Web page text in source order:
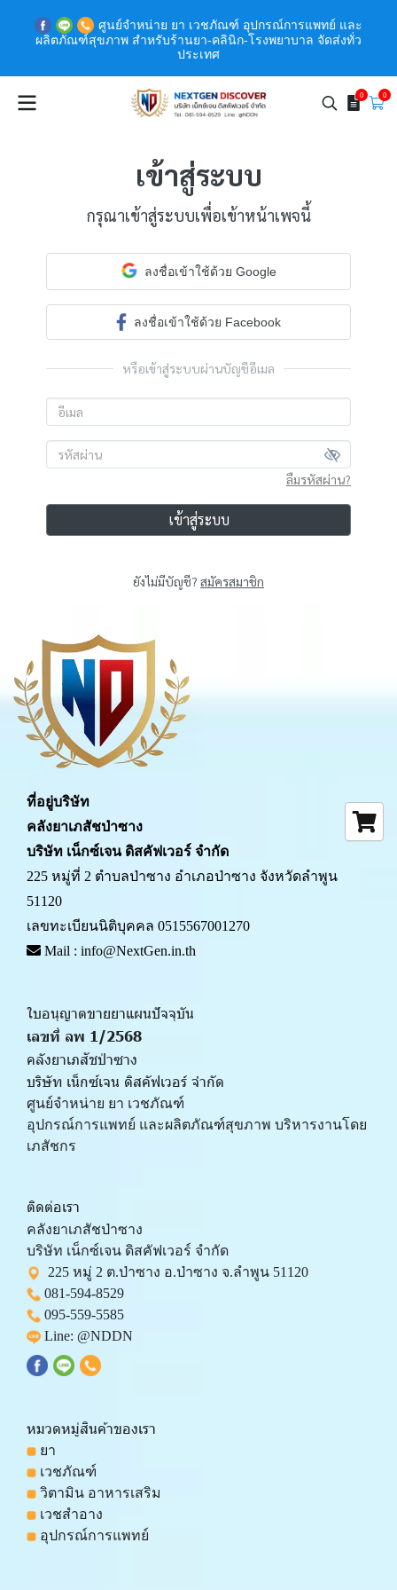
ศูนย์จำหน่าย ยา เวชภัณฑ์ อุปกรณ์การแพทย์ และ
ผลิตภัณฑ์สุขภาพ สำหรับร้านยา-คลินิก-โรงพยาบาล จัดส่งทั่ว
ประเทศ
0 0
เข้าสู่ระบบ
กรุณาเข้าสู่ระบบเพื่อเข้าหน้าเพจนี้
ลงชื่อเข้าใช้ด้วย Google
ลงชื่อเข้าใช้ด้วย Facebook
หรือเข้าสู่ระบบผ่านบัญชีอีเมล
ลืมรหัสผ่าน?
เข้าสู่ระบบ
ยังไม่มีบัญชี? สมัครสมาชิก
ที่อยู่บริษัท
คลังยาเภสัชป่าซาง
บริษัท เน็กซ์เจน ดิสคัฟเวอร์ จำกัด
225 หมู่ที่ 2 ตำบลป่าซาง อำเภอป่าซาง จังหวัดลำพูน
51120
เลขทะเบียนนิติบุคคล 0515567001270
Mail : info@NextGen.in.th
ใบอนุญาตขายยาแผนปัจจุบัน
เลขที่ ลพ 1/2568
คลังยาเภสัชป่าซาง
บริษัท เน็กซ์เจน ดิสคัฟเวอร์ จำกัด
ศูนย์จำหน่าย ยา เวชภัณฑ์
﻿อุปกรณ์การแพทย์ และผลิตภัณฑ์สุขภาพ บริหารงานโดย
เภสัชกร
ติดต่อเรา
คลังยาเภสัชป่าซาง
บริษัท เน็กซ์เจน ดิสคัฟเวอร์ จำกัด
225 หมู่ 2 ต.ป่าซาง อ.ป่าซาง จ.ลำพูน 51120
081-594-8529
095-559-5585
Line: @NDDN
หมวดหมู่สินค้าของเรา
ยา
เวชภัณฑ์
วิตามิน อาหารเสริม
เวชสำอาง
อุปกรณ์การแพทย์